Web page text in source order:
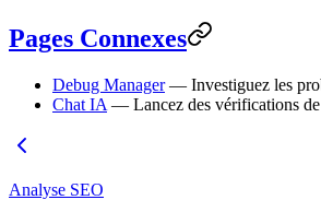
Pages Connexes
Debug Manager— Investiguez les
Chat IA — Lancez des vérifications de
Analyse SEO